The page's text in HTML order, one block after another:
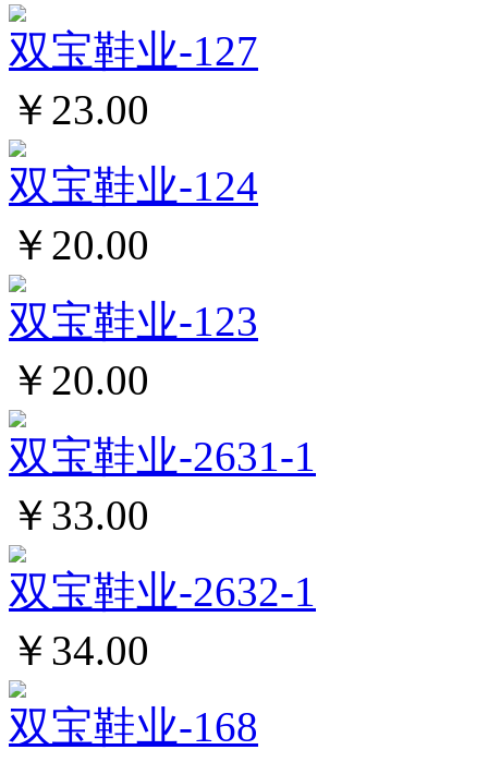
双宝鞋业-127
￥23.00
双宝鞋业-124
￥20.00
双宝鞋业-123
￥20.00
双宝鞋业-2631-1
￥33.00
双宝鞋业-2632-1
￥34.00
双宝鞋业-168